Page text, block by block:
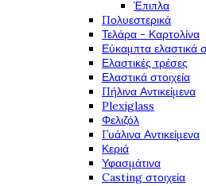
Έπιπλα
Πολυεστερικά
Τελάρα - Καρτολίνα
Εύκαμπτα ελαστικά
Ελαστικές τρέσες
Ελαστικά στοιχεία
Πήλινα Αντικείμενα
Plexiglass
Φελιζόλ
Γυάλινα Αντικείμενα
Κεριά
Υφασμάτινα
Casting στοιχεία